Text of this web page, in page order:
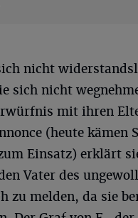
nicht
sich nicht
mit ihren
(heute kämen
Einsatz) erklärt
Vater des
zu melden, da sie